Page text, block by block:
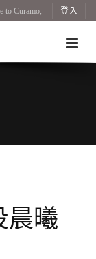
to Curamo, 登入
晨曦